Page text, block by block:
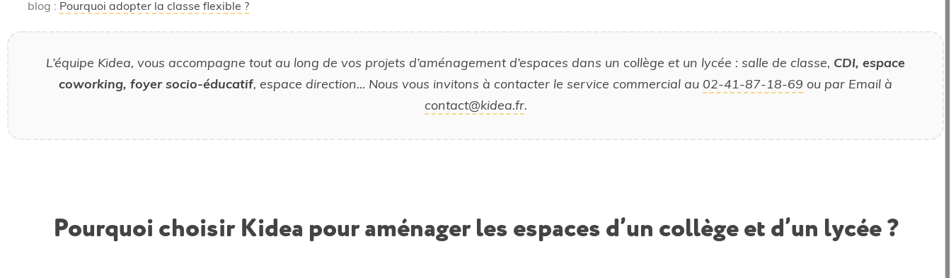
blog : Pourquoi adopter la classe flexible ?
L’équipe Kidea, vous accompagne tout au long de vos projets d’aménagement d’espaces dans un collège et un lycée : salle de classe, CDI, espace
coworking, foyer socio-éducatif, espace direction… Nous vous invitons à contacter le service commercial au 02-41-87-18-69 ou par Email à
contact@kidea.fr.
Pourquoi choisir Kidea pour aménager les espaces d’un collège et d’un lycée ?